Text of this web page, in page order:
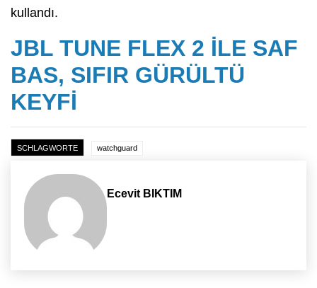
kullandı.
JBL TUNE FLEX 2 İLE SAF
BAS, SIFIR GÜRÜLTÜ
KEYFİ
SCHLAGWORTE watchguard
Ecevit BIKTIM